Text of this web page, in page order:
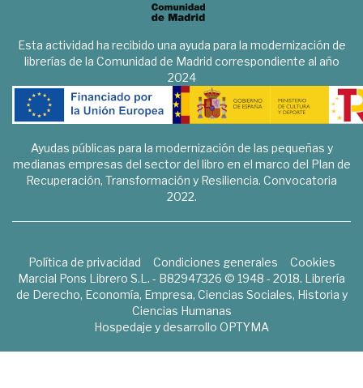
Esta actividad ha recibido una ayuda para la modernización de
librerías de la Comunidad de Madrid correspondiente al año
2024
Ayudas públicas para la modernización de las pequeñas y
medianas empresas del sector del libro en el marco del Plan de
Recuperación, Transformación y Resiliencia. Convocatoria
2022.
Política de privacidad Condiciones generales
Cookies
Marcial Pons Librero S.L. - B82947326 © 1948 - 2018. Librería
de Derecho, Economía, Empresa, Ciencias Sociales, Historia y
Ciencias Humanas
Hospedaje y desarrollo OPTYMA